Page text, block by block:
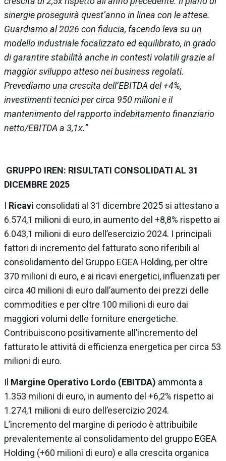
sinergie proseguirà quest’anno in linea con le attese.
Guardiamo al 2026 con fiducia, facendo leva su un
modello industriale focalizzato ed equilibrato, in grado
di garantire stabilità anche in contesti volatili grazie al
maggior sviluppo atteso nei business regolati.
Prevediamo una crescita dell’EBITDA del +4%,
investimenti tecnici per circa 950 milioni e il
mantenimento del rapporto indebitamento finanziario
netto/EBITDA a 3,1x.”
GRUPPO IREN: RISULTATI CONSOLIDATI AL 31
DICEMBRE 2025
I Ricavi consolidati al 31 dicembre 2025 si attestano a
6.574,1 milioni di euro, in aumento del +8,8% rispetto ai
6.043,1 milioni di euro dell’esercizio 2024. I principali
fattori di incremento del fatturato sono riferibili al
consolidamento del Gruppo EGEA Holding, per oltre
370 milioni di euro, e ai ricavi energetici, influenzati per
circa 40 milioni di euro dall’aumento dei prezzi delle
commodities e per oltre 100 milioni di euro dai
maggiori volumi delle forniture energetiche.
Contribuiscono positivamente all’incremento del
fatturato le attività di efficienza energetica per circa 53
milioni di euro.
Il Margine Operativo Lordo (EBITDA) ammonta a
1.353 milioni di euro, in aumento del +6,2% rispetto ai
1.274,1 milioni di euro dell’esercizio 2024.
L’incremento del margine di periodo è attribuibile
prevalentemente al consolidamento del gruppo EGEA
Holding (+60 milioni di euro) e alla crescita organica